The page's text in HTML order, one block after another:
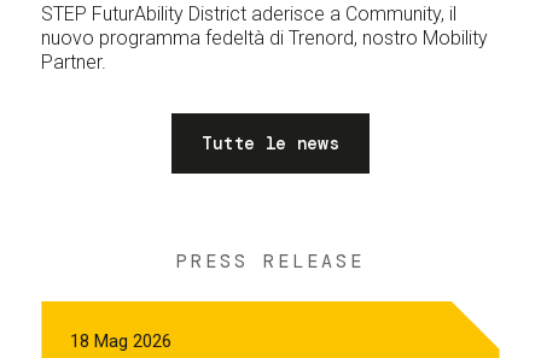
STEP FuturAbility District aderisce a Community, il
nuovo programma fedeltà di Trenord, nostro Mobility
Partner.
Tutte le news
PRESS RELEASE
18 Mag 2026